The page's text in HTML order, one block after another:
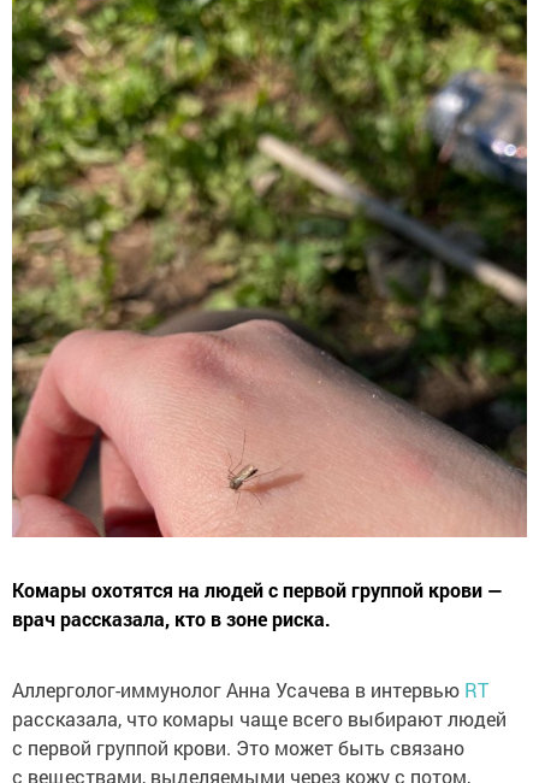
Комары охотятся на людей с первой группой крови —
врач рассказала, кто в зоне риска.
Аллерголог-иммунолог Анна Усачева в интервью RT
рассказала, что комары чаще всего выбирают людей
с первой группой крови. Это может быть связано
с веществами, выделяемыми через кожу с потом,